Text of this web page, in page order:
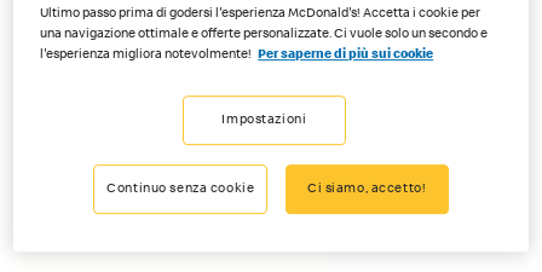
Ultimo passo prima di godersi l'esperienza McDonald's! Accetta i cookie per
una navigazione ottimale e offerte personalizzate. Ci vuole solo un secondo e
l'esperienza migliora notevolmente! Per saperne di più sui cookie
Impostazioni
Continuo senza cookie Ci siamo, accetto!